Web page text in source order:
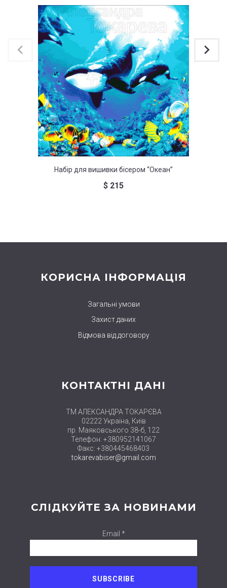
Набір для вишивки бісером “Океан”
$ 215
КОРИСНА ІНФОРМАЦІЯ
Загальні умови
Захист даних
Відмова від договору
КОНТАКТНІ ДАНІ
ТМ АЛЕКСАНДРА ТОКАРЄВА
02222 Україна, Київ
пр. Маяковського 38-б, 122
Телефон: +380952141067
Факс: +380445468403
tokarevabiser@gmail.com
СЛІДКУЙТЕ ЗА НОВИНАМИ
Email *